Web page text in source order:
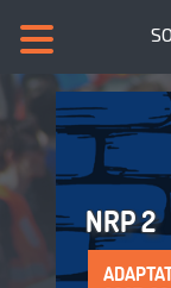
NRP 2
SANS
LA